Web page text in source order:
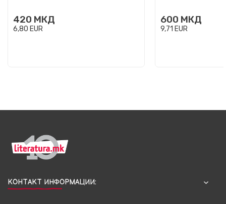
420 МКД
6,80 EUR
600 МКД
9,71 EUR
КОНТАКТ ИНФОРМАЦИИ: